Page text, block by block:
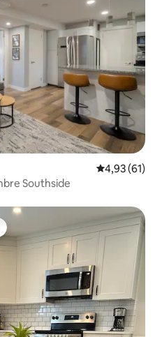
Évaluation
4,93 (61)
Southside
plus appréciés